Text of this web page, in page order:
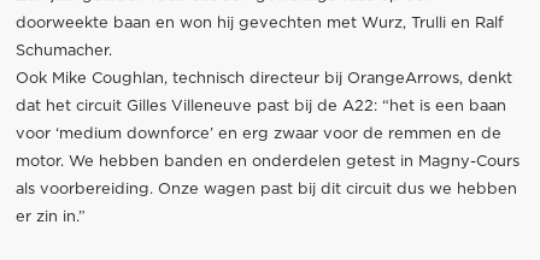
doorweekte baan en won hij gevechten met Wurz, Trulli en Ralf
Schumacher.
Ook Mike Coughlan, technisch directeur bij OrangeArrows, denkt
dat het circuit Gilles Villeneuve past bij de A22: “het is een baan
voor ‘medium downforce’ en erg zwaar voor de remmen en de
motor. We hebben banden en onderdelen getest in Magny-Cours
als voorbereiding. Onze wagen past bij dit circuit dus we hebben
er zin in.”